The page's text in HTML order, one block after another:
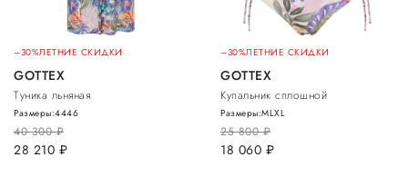
–30%ЛЕТНИЕ СКИДКИ
GOTTEX
Туника льняная
40 300руб.
28 210 руб.
Размеры:4446
–30%ЛЕТНИЕ СКИДКИ
GOTTEX
Купальник сплошной
25 800руб.
18 060 руб.
Размеры:MLXL